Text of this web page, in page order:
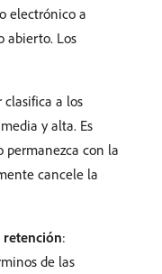
electrónico a
abierto. Los
clasifica a los
y alta. Es
permanezca con la
cancele la
retención:
de las